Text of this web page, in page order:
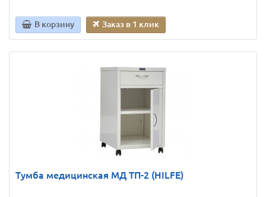
В корзину Заказ в 1 клик
Тумба медицинская МД ТП-2 (HILFE)